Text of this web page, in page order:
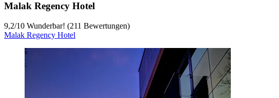
Malak Regency Hotel
9,2/10 Wunderbar! (211 Bewertungen)
Malak Regency Hotel